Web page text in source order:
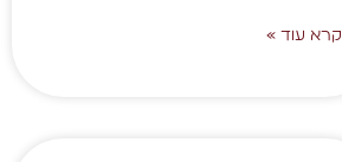
קרא עוד »